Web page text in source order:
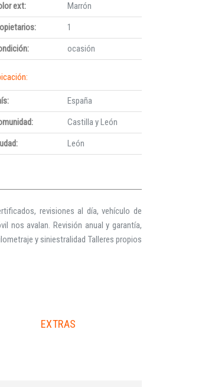
ext:
Marrón
1
ocasión
España
Castilla y León
León
revisiones al día, vehículo de
nos avalan. Revisión anual y garantía,
y siniestralidad Talleres propios
EXTRAS